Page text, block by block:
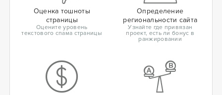
Оценка тошноты
страницы
Оцените уровень
текстового спама страницы
Определение
региональности сайта
Узнайте где привязан
проект, есть ли бонус в
ранжировании